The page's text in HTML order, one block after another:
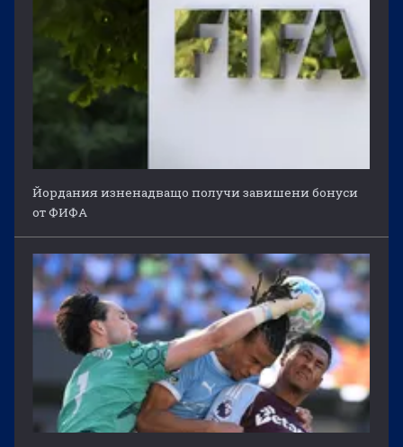
Йордания изненадващо получи завишени бонуси
от ФИФА